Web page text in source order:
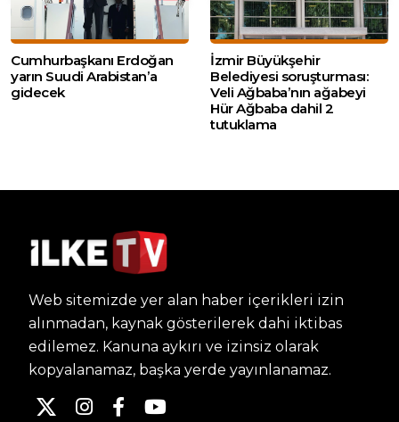
Cumhurbaşkanı Erdoğan
yarın Suudi Arabistan’a
gidecek
İzmir Büyükşehir
Belediyesi soruşturması:
Veli Ağbaba’nın ağabeyi
Hür Ağbaba dahil 2
tutuklama
Web sitemizde yer alan haber içerikleri izin
alınmadan, kaynak gösterilerek dahi iktibas
edilemez. Kanuna aykırı ve izinsiz olarak
kopyalanamaz, başka yerde yayınlanamaz.